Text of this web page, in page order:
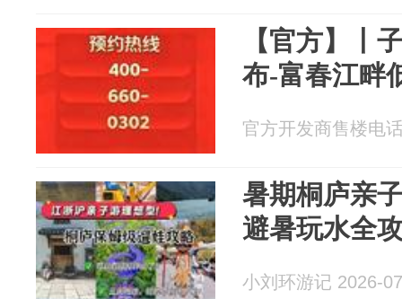
【官方】丨
布-富春江畔
官方开发商售楼电
暑期桐庐亲
避暑玩水全
小刘环游记 2026-